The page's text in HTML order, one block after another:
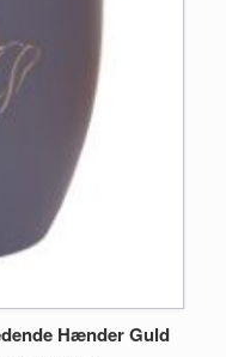
Hænder Guld